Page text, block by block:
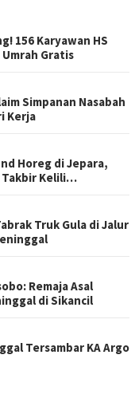
156 Karyawan HS
Gratis
Simpanan Nasabah
Kerja
Horeg di Jepara,
Takbir Kelili…
Truk Gula di Jalur
Remaja Asal
di Sikancil
Tersambar KA Argo